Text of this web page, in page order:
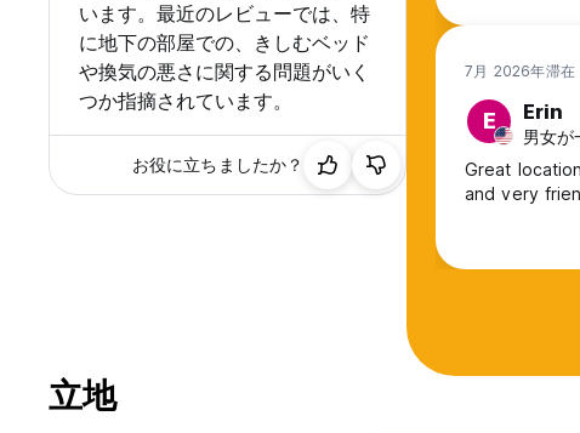
います。最近のレビューでは、特
に地下の部屋での、きしむベッド
や換気の悪さに関する問題がいく
つか指摘されています。
お役に立ちましたか？
7月 2026年滞在
E Erin
男女
Great
and very
立地